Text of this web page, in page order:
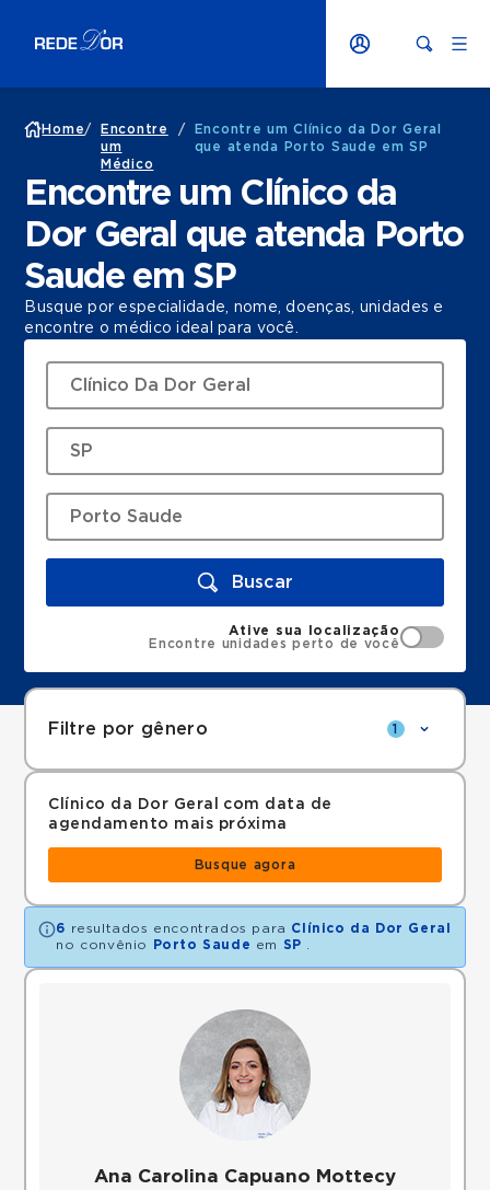
Home/
Encontre
um
Médico
/
Encontre um Clínico da Dor Geral
que atenda Porto Saude em SP
Encontre um Clínico da
Dor Geral que atenda Porto
Saude em SP
Busque por especialidade, nome, doenças, unidades e
encontre o médico ideal para você.
Buscar
Ative sua localização
Encontre unidades perto de você
Filtre por gênero 1
Clínico da Dor Geral com data de
agendamento mais próxima
Busque agora
6 resultados encontrados para Clínico da Dor Geral
no convênio
Porto Saude em SP
Ana Carolina Capuano Mottecy